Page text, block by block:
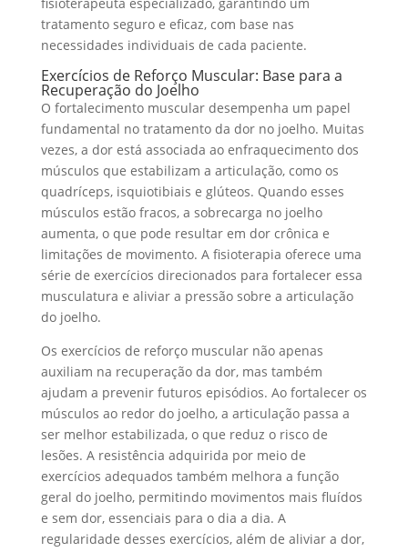
tratamento seguro e eficaz, com base nas
necessidades individuais de cada paciente.
Exercícios de Reforço Muscular: Base para a
Recuperação do Joelho
O fortalecimento muscular desempenha um papel
fundamental no tratamento da dor no joelho. Muitas
vezes, a dor está associada ao enfraquecimento dos
músculos que estabilizam a articulação, como os
quadríceps, isquiotibiais e glúteos. Quando esses
músculos estão fracos, a sobrecarga no joelho
aumenta, o que pode resultar em dor crônica e
limitações de movimento. A fisioterapia oferece uma
série de exercícios direcionados para fortalecer essa
musculatura e aliviar a pressão sobre a articulação
do joelho.
Os exercícios de reforço muscular não apenas
auxiliam na recuperação da dor, mas também
ajudam a prevenir futuros episódios. Ao fortalecer os
músculos ao redor do joelho, a articulação passa a
ser melhor estabilizada, o que reduz o risco de
lesões. A resistência adquirida por meio de
exercícios adequados também melhora a função
geral do joelho, permitindo movimentos mais fluídos
e sem dor, essenciais para o dia a dia. A
regularidade desses exercícios, além de aliviar a dor,